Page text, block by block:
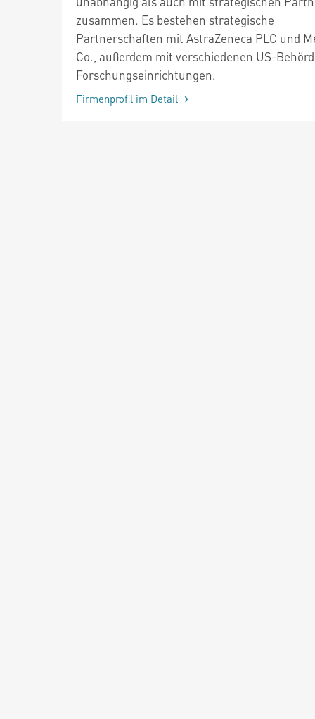
zusammen. Es bestehen strategische
Partnerschaften mit AstraZeneca PLC und
Co., außerdem mit verschiedenen US-
Forschungseinrichtungen.
Firmenprofil im Detail